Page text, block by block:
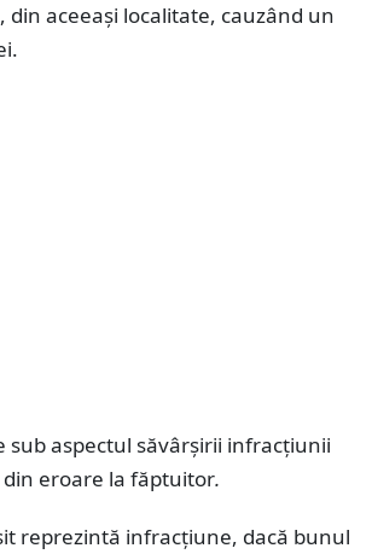
aceeași localitate, cauzând un
aspectul săvârșirii infracțiunii
eroare la făptuitor.
reprezintă infracțiune, dacă bunul